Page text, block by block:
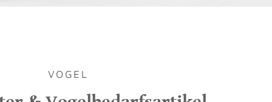
VOGEL